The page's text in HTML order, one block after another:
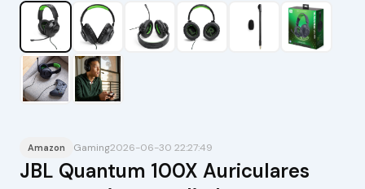
Amazon Gaming2026-06-30 22:27:49
JBL Quantum 100X Auriculares